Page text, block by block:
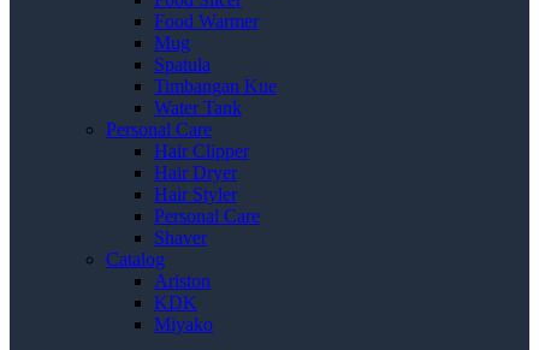
Food Warmer
Mug
Spatula
Timbangan Kue
Water Tank
Personal Care
Hair Clipper
Hair Dryer
Hair Styler
Personal Care
Shaver
Catalog
Ariston
KDK
Miyako